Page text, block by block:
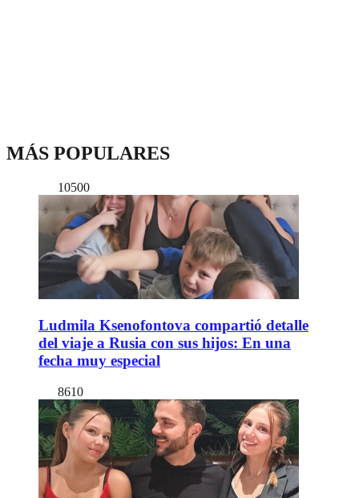
MÁS POPULARES
10500
Ludmila Ksenofontova compartió detalle
del viaje a Rusia con sus hijos: En una
fecha muy especial
8610